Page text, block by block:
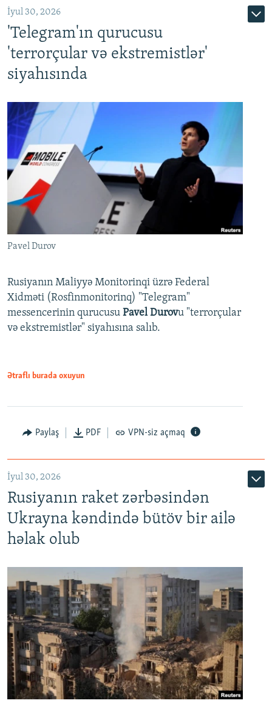
İyul 30, 2026
'Telegram'ın qurucusu
'terrorçular və ekstremistlər'
siyahısında
Pavel Durov
Rusiyanın Maliyyə Monitorinqi üzrə Federal
Xidməti (Rosfinmonitorinq) "Telegram"
messencerinin qurucusu Pavel Durovu "terrorçular
və ekstremistlər" siyahısına salıb.
Ətraflı burada oxuyun
Paylaş PDF VPN-siz açmaq
İyul 30, 2026
Rusiyanın raket zərbəsindən
Ukrayna kəndində bütöv bir ailə
həlak olub